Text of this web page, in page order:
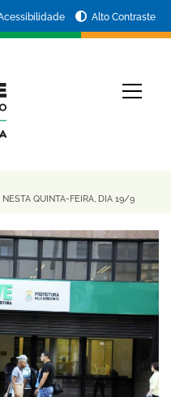
Alto Contraste
QUINTA-FEIRA, DIA 19/9